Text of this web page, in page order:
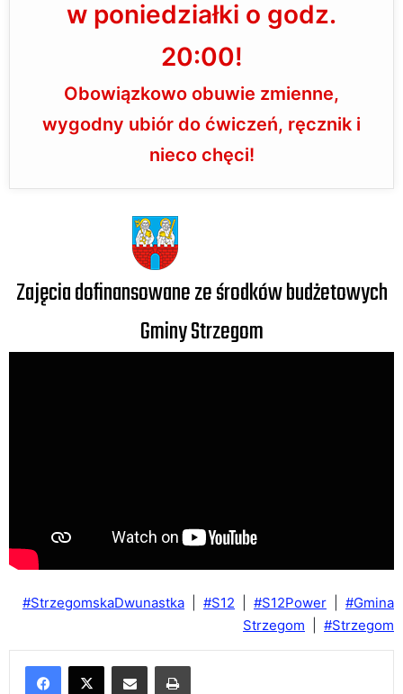
w poniedziałki o godz.
20:00!
Obowiązkowo obuwie zmienne,
wygodny ubiór do ćwiczeń, ręcznik i
nieco chęci!
Zajęcia dofinansowane ze środków budżetowych
Gminy Strzegom
#StrzegomskaDwunastka #S12 #S12Power
#Gmina
Strzegom
#Strzegom
Udostępnij poprzez e-mail Drukuj